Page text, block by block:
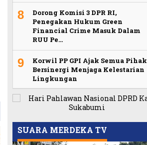
8
Dorong Komisi 3 DPR RI,
Penegakan Hukum Green
Financial Crime Masuk Dalam
RUU Pe…
9
Korwil PP GPI Ajak Semua Pihak
Bersinergi Menjaga Kelestarian
Lingkungan
SUARA MERDEKA TV
Viral Video Ada Setoran RSUD
Sekretaris GPI: Kedua Tokoh…